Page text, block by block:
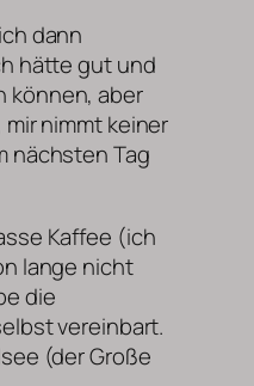
dann
hätte gut und
können, aber
nimmt keiner
nächsten Tag
Kaffee (ich
lange nicht
die
vereinbart.
(der Große